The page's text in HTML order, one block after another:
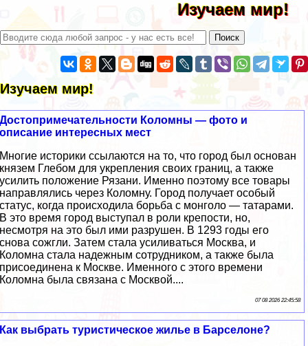
Изучаем мир!
Изучаем мир!
Достопримечательности Коломны — фото и
описание интересных мест
Многие историки ссылаются на то, что город был основан
князем Глебом для укрепления своих границ, а также
усилить положение Рязани. Именно поэтому все товары
направлялись через Коломну. Город получает особый
статус, когда происходила борьба с монголо — татарами.
В это время город выступал в роли крепости, но,
несмотря на это был ими разрушен. В 1293 годы его
снова сожгли. Затем стала усиливаться Москва, и
Коломна стала надежным сотрудником, а также была
присоединена к Москве. Именного с этого времени
Коломна была связана с Москвой....
07 08 2026 22:45:58
Как выбрать туристическое жилье в Барселоне?